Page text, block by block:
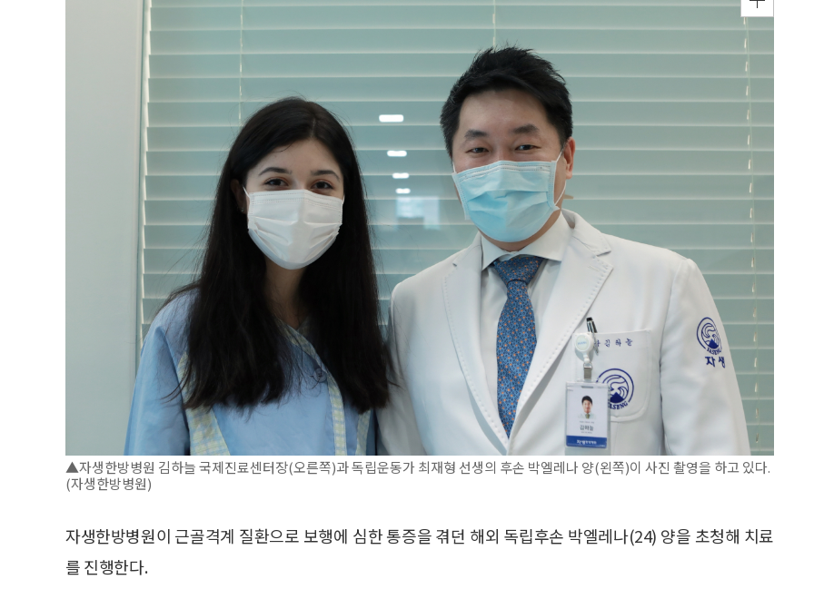
▲자생한방병원 김하늘 국제진료센터장(오른쪽)과 독립운동가 최재형 선생의 후손 박엘레나 양(왼쪽)이 사진 촬영을 하고 있다.
(자생한방병원)
자생한방병원이 근골격계 질환으로 보행에 심한 통증을 겪던 해외 독립후손 박엘레나(24) 양을 초청해 치료
를 진행한다.